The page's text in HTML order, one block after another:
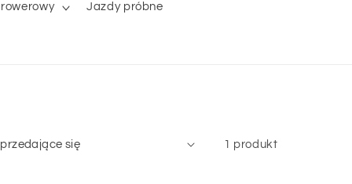
Jazdy próbne
1 produkt